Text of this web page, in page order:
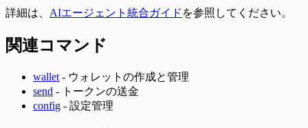
詳細は、 AIエージェント統合ガイド を参照してください。
関連コマンド
wallet - ウォレットの作成と管理
send - トークンの送金
config - 設定管理